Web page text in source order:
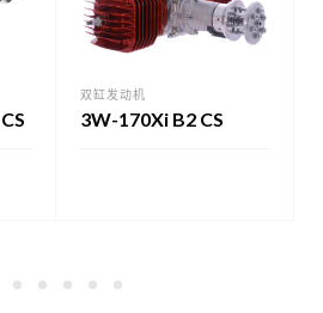
双缸发动机
3W-170Xi B2 CS